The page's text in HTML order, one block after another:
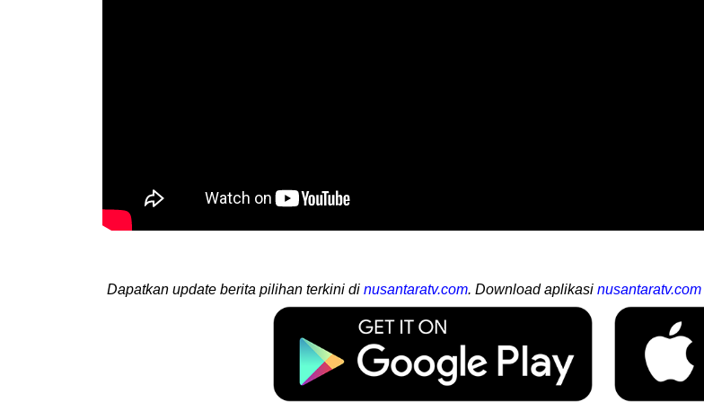
Dapatkan update berita pilihan terkini di nusantaratv.com. Download aplikasi nusantaratv.com